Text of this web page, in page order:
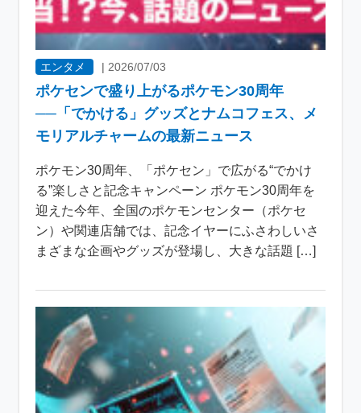
エンタメ | 2026/07/03
ポケセンで盛り上がるポケモン30周年
──「でかける」グッズとナムコフェス、メ
モリアルチャームの最新ニュース
ポケモン30周年、「ポケセン」で広がる“でかけ
る”楽しさと記念キャンペーン ポケモン30周年を
迎えた今年、全国のポケモンセンター（ポケセ
ン）や関連店舗では、記念イヤーにふさわしいさ
まざまな企画やグッズが登場し、大きな話題 […]